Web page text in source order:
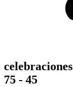
celebraciones
75 - 45